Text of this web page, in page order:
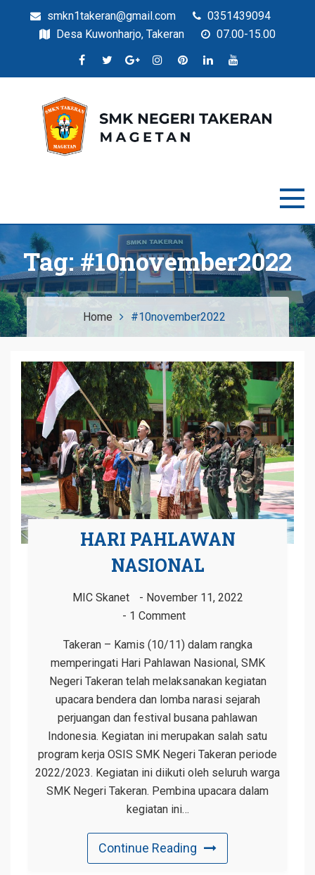
smkn1takeran@gmail.com
0351439094
Desa Kuwonharjo, Takeran
07.00-15.00
Situs Resmi SMKN Takeran
Tag:#10november2022
Home #10november2022
HARI PAHLAWAN
NASIONAL
MIC Skanet
November 11, 2022
1 Comment
Takeran – Kamis (10/11) dalam rangka
memperingati Hari Pahlawan Nasional, SMK
Negeri Takeran telah melaksanakan kegiatan
upacara bendera dan lomba narasi sejarah
perjuangan dan festival busana pahlawan
Indonesia. Kegiatan ini merupakan salah satu
program kerja OSIS SMK Negeri Takeran periode
2022/2023. Kegiatan ini diikuti oleh seluruh warga
SMK Negeri Takeran. Pembina upacara dalam
kegiatan ini…
Continue Reading